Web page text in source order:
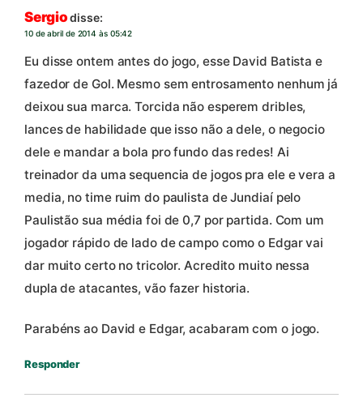
Sergiodisse:
10 de abril de 2014 às 05:42
Eu disse ontem antes do jogo, esse David Batista e
fazedor de Gol. Mesmo sem entrosamento nenhum já
deixou sua marca. Torcida não esperem dribles,
lances de habilidade que isso não a dele, o negocio
dele e mandar a bola pro fundo das redes! Ai
treinador da uma sequencia de jogos pra ele e vera a
media, no time ruim do paulista de Jundiaí pelo
Paulistão sua média foi de 0,7 por partida. Com um
jogador rápido de lado de campo como o Edgar vai
dar muito certo no tricolor. Acredito muito nessa
dupla de atacantes, vão fazer historia.
Parabéns ao David e Edgar, acabaram com o jogo.
Responder